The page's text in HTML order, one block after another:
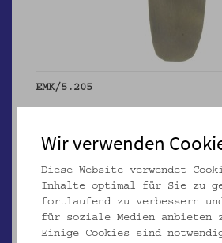
EMK/5.205
Votiv
Wir verwenden
Diese Website verwendet
Inhalte optimal für Sie zu
fortlaufend zu verbessern
für soziale Medien anbieten
Einige Cookies sind